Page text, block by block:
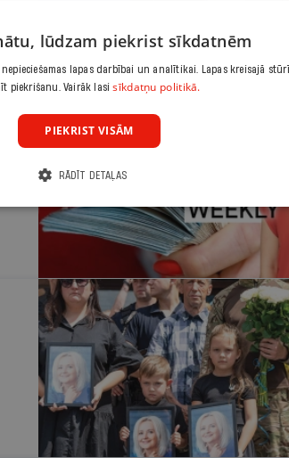
lūdzam piekrist sīkdatnēm
lapas darbībai un analītikai. Lapas kreisajā
piekrišanu. Vairāk lasisīkdatņu politikā.
PIEKRIST VISĀM
RĀDĪT DETAĻAS